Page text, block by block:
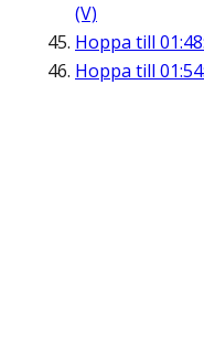
(V)
Hoppa till
Hoppa till